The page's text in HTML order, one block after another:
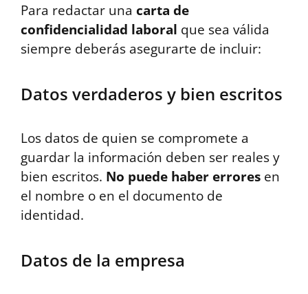
Para redactar una carta de
confidencialidad laboral que sea válida
siempre deberás asegurarte de incluir:
Datos verdaderos y bien escritos
Los datos de quien se compromete a
guardar la información deben ser reales y
bien escritos. No puede haber errores en
el nombre o en el documento de
identidad.
Datos de la empresa